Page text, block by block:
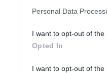
Personal Data
I want to opt-out of the
Opted In
I want to opt-out of the
që zakonisht i ngre të
VIP, duke
të ftuarve apo